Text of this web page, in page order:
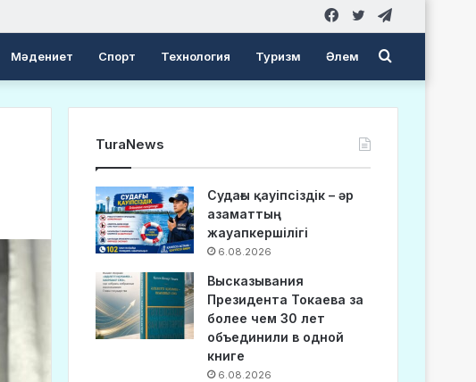
Twitter
Facebook
Мәдениет Спорт Технология Туризм Әлем Search
for
TuraNews
Судағы қауіпсіздік – әр
азаматтың
жауапкершілігі
6.08.2026
Высказывания
Президента Токаева за
более чем 30 лет
объединили в одной
книге
6.08.2026